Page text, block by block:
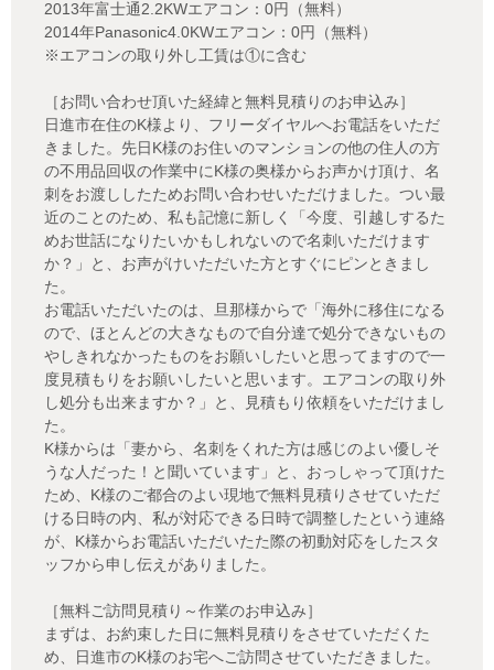
2013年富士通2.2KWエアコン：0円（無料）
2014年Panasonic4.0KWエアコン：0円（無料）
※エアコンの取り外し工賃は①に含む
［お問い合わせ頂いた経緯と無料見積りのお申込み］
日進市在住のK様より、フリーダイヤルへお電話をいただ
きました。先日K様のお住いのマンションの他の住人の方
の不用品回収の作業中にK様の奥様からお声かけ頂け、名
刺をお渡ししたためお問い合わせいただけました。つい最
近のことのため、私も記憶に新しく「今度、引越しするた
めお世話になりたいかもしれないので名刺いただけます
か？」と、お声がけいただいた方とすぐにピンときまし
た。
お電話いただいたのは、旦那様からで「海外に移住になる
ので、ほとんどの大きなもので自分達で処分できないもの
やしきれなかったものをお願いしたいと思ってますので一
度見積もりをお願いしたいと思います。エアコンの取り外
し処分も出来ますか？」と、見積もり依頼をいただけまし
た。
K様からは「妻から、名刺をくれた方は感じのよい優しそ
うな人だった！と聞いています」と、おっしゃって頂けた
ため、K様のご都合のよい現地で無料見積りさせていただ
ける日時の内、私が対応できる日時で調整したという連絡
が、K様からお電話いただいたた際の初動対応をしたスタ
ッフから申し伝えがありました。
［無料ご訪問見積り～作業のお申込み］
まずは、お約束した日に無料見積りをさせていただくた
め、日進市のK様のお宅へご訪問させていただきました。